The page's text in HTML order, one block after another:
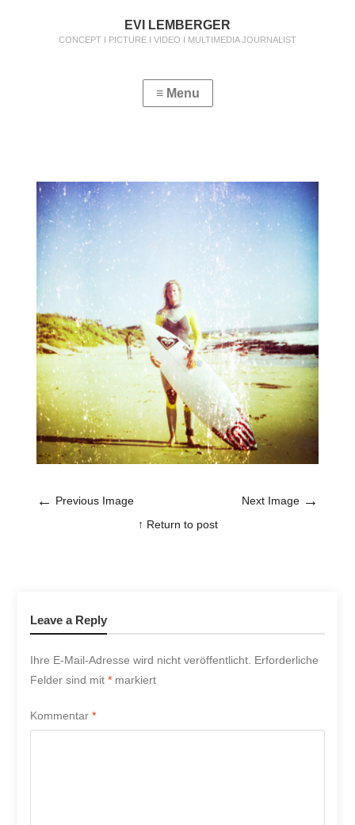
EVI LEMBERGER
CONCEPT I PICTURE I VIDEO I MULTIMEDIA JOURNALIST
← Previous Image Next Image →
↑ Return to post
Leave a Reply
Ihre E-Mail-Adresse wird nicht veröffentlicht. Erforderliche
Felder sind mit *markiert
Kommentar *